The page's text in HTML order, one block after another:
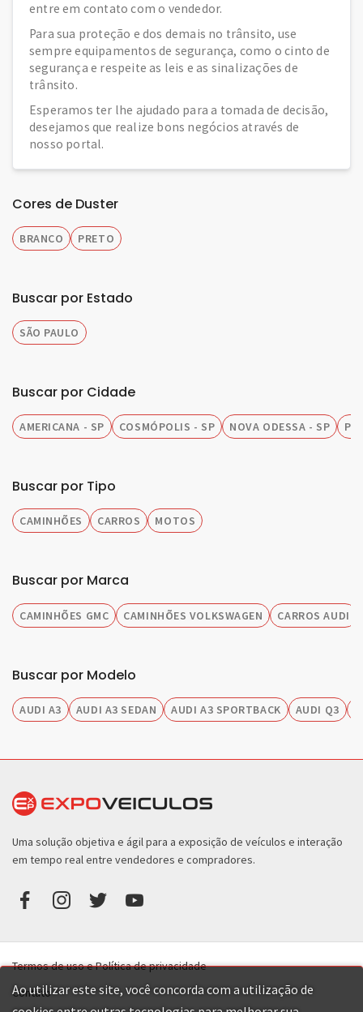
entre em contato com o vendedor.
Para sua proteção e dos demais no trânsito, use
sempre equipamentos de segurança, como o cinto de
segurança e respeite as leis e as sinalizações de
trânsito.
Esperamos ter lhe ajudado para a tomada de decisão,
desejamos que realize bons negócios através de
nosso portal.
Cores de Duster
BRANCO PRETO
Buscar por Estado
SÃO PAULO
Buscar por Cidade
AMERICANA - SP COSMÓPOLIS - SP NOVA ODESSA - SP
Buscar por Tipo
CAMINHÕES CARROS MOTOS
Buscar por Marca
CAMINHÕES GMC CAMINHÕES VOLKSWAGEN CARROS AUDI
Buscar por Modelo
AUDI A3 AUDI A3 SEDAN AUDI A3 SPORTBACK AUDI Q3
Ao utilizar este site, você concorda com a utilização de
Uma solução objetiva e ágil para a exposição de veículos e interação
em tempo real entre vendedores e compradores.
Termos de uso e Política de privacidade
Contato